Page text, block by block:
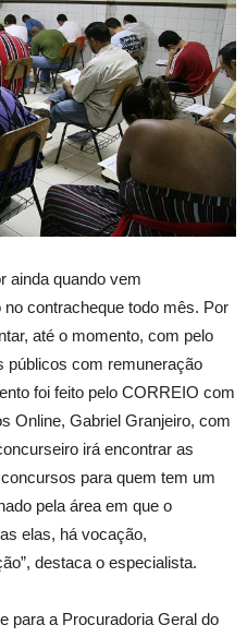
ainda quando vem
contracheque todo mês. Por
até o momento, com pelo
públicos com remuneração
foi feito pelo CORREIO com
Online, Gabriel Granjeiro, com
irá encontrar as
para quem tem um
pela área em que o
elas, há vocação,
destaca o especialista.
para a Procuradoria Geral do